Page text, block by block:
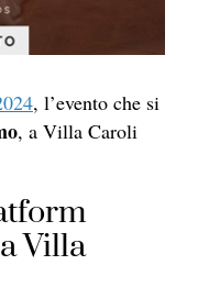
, l’evento che si
, a Villa Caroli
Villa